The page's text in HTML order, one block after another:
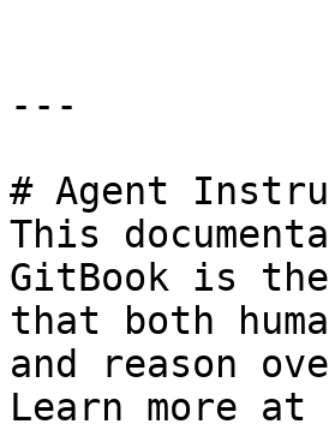
---
# Agent
This
GitBook is
that both
and reason
Learn more